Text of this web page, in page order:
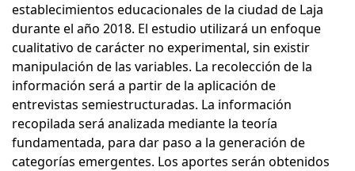
establecimientos educacionales de la ciudad de Laja
durante el año 2018. El estudio utilizará un enfoque
cualitativo de carácter no experimental, sin existir
manipulación de las variables. La recolección de la
información será a partir de la aplicación de
entrevistas semiestructuradas. La información
recopilada será analizada mediante la teoría
fundamentada, para dar paso a la generación de
categorías emergentes. Los aportes serán obtenidos